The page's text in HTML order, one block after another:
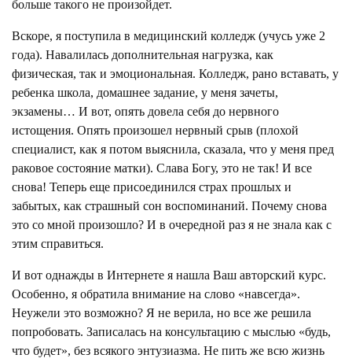
больше такого не произойдет.
Вскоре, я поступила в медицинский колледж (учусь уже 2
года). Навалилась дополнительная нагрузка, как
физическая, так и эмоциональная. Колледж, рано вставать, у
ребенка школа, домашнее задание, у меня зачеты,
экзамены… И вот, опять довела себя до нервного
истощения. Опять произошел нервный срыв (плохой
специалист, как я потом выяснила, сказала, что у меня пред
раковое состояние матки). Слава Богу, это не так! И все
снова! Теперь еще присоединился страх прошлых и
забытых, как страшный сон воспоминаний. Почему снова
это со мной произошло? И в очередной раз я не знала как с
этим справиться.
И вот однажды в Интернете я нашла Ваш авторский курс.
Особенно, я обратила внимание на слово «навсегда».
Неужели это возможно? Я не верила, но все же решила
попробовать. Записалась на консультацию с мыслью «будь,
что будет», без всякого энтузиазма. Не пить же всю жизнь